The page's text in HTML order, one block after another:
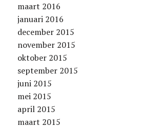
maart 2016
januari 2016
december 2015
november 2015
oktober 2015
september 2015
juni 2015
mei 2015
april 2015
maart 2015